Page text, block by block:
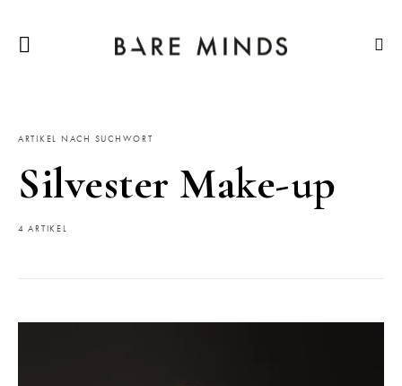
ARTIKEL NACH SUCHWORT
Silvester Make-up
4 ARTIKEL